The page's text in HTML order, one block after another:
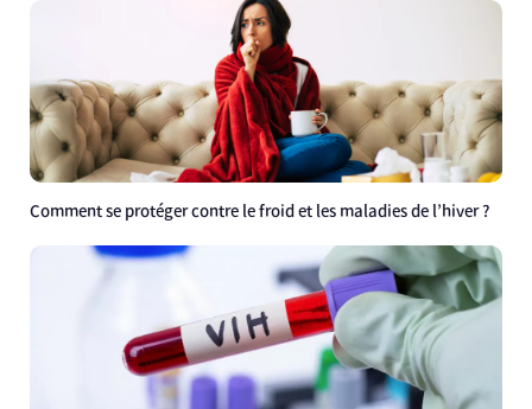
Comment se protéger contre le froid et les maladies de l’hiver ?